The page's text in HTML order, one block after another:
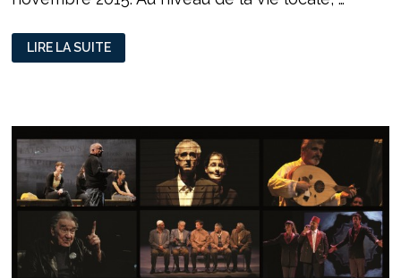
RILLIEUX
EVENTS :
«
LA
BARRIÈRE »
LIRE LA SUITE